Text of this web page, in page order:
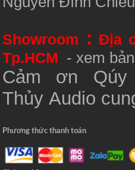
Showroom : Địa
Tp.HCM - xem
Cảm ơn
Thủy Audio
Phương thức thanh toán